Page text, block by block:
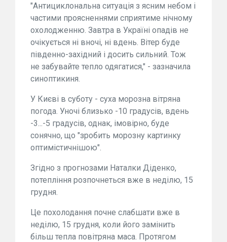
"Антициклональна ситуація з ясним небом і
частими проясненнями сприятиме нічному
охолодженню. Завтра в Україні опадів не
очікується ні вночі, ні вдень. Вітер буде
південно-західний і досить сильний. Тож
не забувайте тепло одягатися," - зазначила
синоптикиня.
У Києві в суботу - суха морозна вітряна
погода. Уночі близько -10 градусів, вдень
-3...-5 градусів, однак, імовірно, буде
сонячно, що "зробить морозну картинку
оптимістичнішою".
Згідно з прогнозами Наталки Діденко,
потепління розпочнеться вже в неділю, 15
грудня.
Це похолодання почне слабшати вже в
неділю, 15 грудня, коли його замінить
більш тепла повітряна маса. Протягом